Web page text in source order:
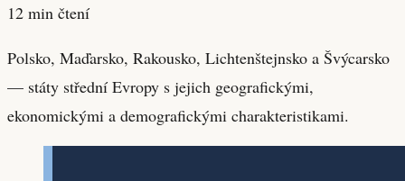
12 min čtení
Polsko, Maďarsko, Rakousko, Lichtenštejnsko a Švýcarsko
— státy střední Evropy s jejich geografickými,
ekonomickými a demografickými charakteristikami.